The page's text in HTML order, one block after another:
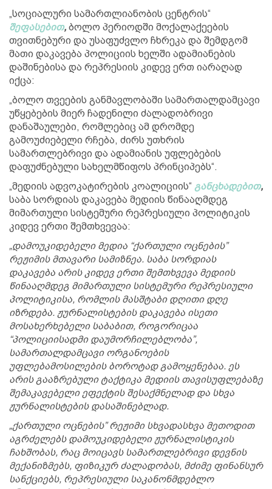
„სოციალური სამართლიანობის ცენტრის“
შეფასებით, ბოლო პერიოდში მოქალაქეების
თვითნებური და უსაფუძვლო ჩხრეკა და შემდგომ
მათი დაკავება პოლიციის ხელში ადამიანების
დაშინებისა და რეპრესიის კიდევ ერთ იარაღად
იქცა:
„ბოლო თვეების განმავლობაში სამართალდამცავი
უწყებების მიერ ჩადენილი ძალადობრივი
დანაშაულები, რომლებიც ამ დრომდე
გამოუძიებელი რჩება, ძირს უთხრის
სამართლებრივი და ადამიანის უფლებების
დაფუძნებული სახელმწიფოს პრინციპებს“.
„მედიის ადვოკატირების კოალიციის“ განცხადებით,
საბა სორდიას დაკავება მედიის წინააღმდეგ
მიმართული სისტემური რეპრესიული პოლიტიკის
კიდევ ერთი შემთხვევაა:
„დამოუკიდებელი მედია “ქართული ოცნების”
რეჟიმის მთავარი სამიზნეა. საბა სორდიას
დაკავება არის კიდევ ერთი შემთხვევა მედიის
წინააღმდეგ მიმართული სისტემური რეპრესიული
პოლიტიკისა, რომლის მასშტაბი დღითი დღე
იზრდება. ჟურნალისტების დაკავება ისეთი
მოსახერხებელი საბაბით, როგორიცაა
“პოლიციისადმი დაუმორჩილებლობა”,
სამართალდამცავი ორგანოების
უფლებამოსილების ბოროტად გამოყენებაა. ეს
არის გააზრებული ტაქტიკა მედიის თავისუფლებაზე
შემაკავებელი ეფექტის შესაქმნელად და სხვა
ჟურნალისტების დასაშინებლად.
„ქართული ოცნების” რეჟიმი სხვადასხვა მეთოდით
აგრძელებს დამოუკიდებელი ჟურნალისტიკის
ჩახშობას, რაც მოიცავს სამართლებრივი დევნის
მექანიზმებს, ფიზიკურ ძალადობას, მძიმე ფინანსურ
სანქციებს, რეპრესიული საკანონმდებლო